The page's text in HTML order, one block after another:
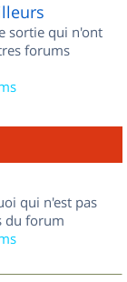
sortie qui n'ont
forums
qui n'est pas
du forum